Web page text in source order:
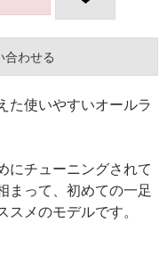
合わせる
た使いやすいオールラ
にチューニングされて
まって、初めての一足
メのモデルです。